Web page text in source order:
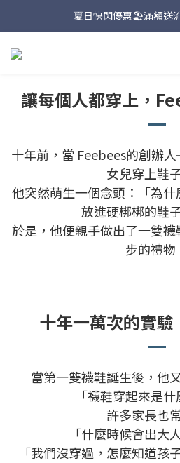
新品上市🔥九天聯名環台款
夏日快閃優惠🏖️滿額送
新品上市🔥九天聯名環台
讓每個人都穿上，
十年前，當 Feebees的創辦
女兒穿上鞋
他突然萌生一個念頭：「為什
放進硬梆梆的鞋
於是，他便親手做出了一雙
步的禮物
十年一萬次的實
當第一雙襪鞋誕生後，他
「襪鞋穿起來是什
許多家長也
「什麼時候會出大
「我們沒穿過，怎麼知道孩